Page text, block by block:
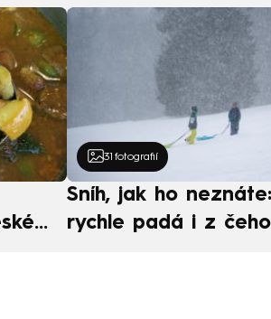
31 fotografií
Sníh, jak ho
rychle padá i z